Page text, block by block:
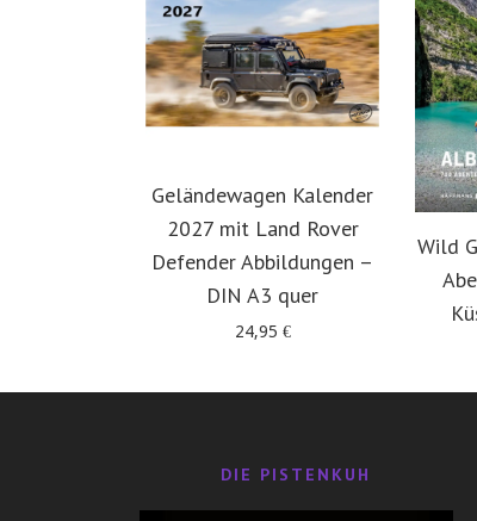
Geländewagen Kalender
2027 mit Land Rover
Defender Abbildungen –
DIN A3 quer
24,95 €
Wild
DIE PISTENKUH